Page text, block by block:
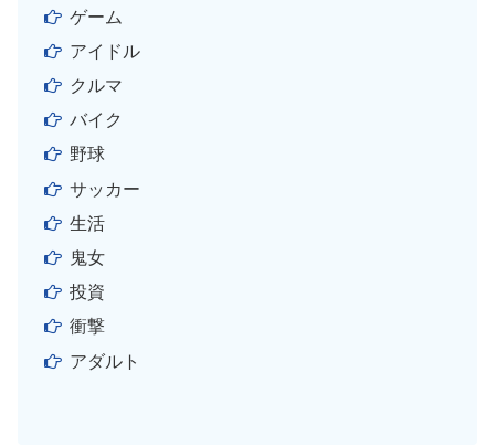
ゲーム
アイドル
クルマ
バイク
野球
サッカー
生活
鬼女
投資
衝撃
アダルト